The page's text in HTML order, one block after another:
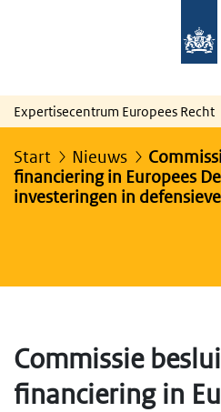
Expertisecentrum Europees Recht
Start Nieuws
financiering in Europees
investeringen in
Commissie
financiering in